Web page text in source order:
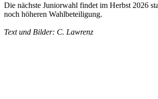
Die nächste Juniorwahl findet im Herbst 2026
noch höheren Wahlbeteiligung.
Text und Bilder: C. Lawrenz